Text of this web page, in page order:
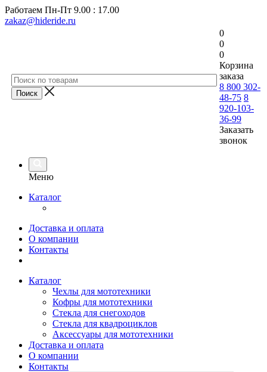
Работаем Пн-Пт 9.00 : 17.00
zakaz@hideride.ru
0
0
0
Корзина
заказа
8 800 302-
48-75 8
920-103-
36-99
Заказать
звонок
Меню
Каталог
Доставка и оплата
О компании
Контакты
Каталог
Чехлы для мототехники
Кофры для мототехники
Стекла для снегоходов
Стекла для квадроциклов
Аксессуары для мототехники
Доставка и оплата
О компании
Контакты